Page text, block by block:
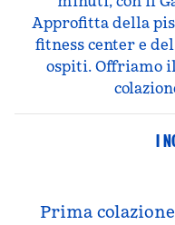
Approfitta della
fitness center e
ospiti. Offriamo
I
Prima colazione